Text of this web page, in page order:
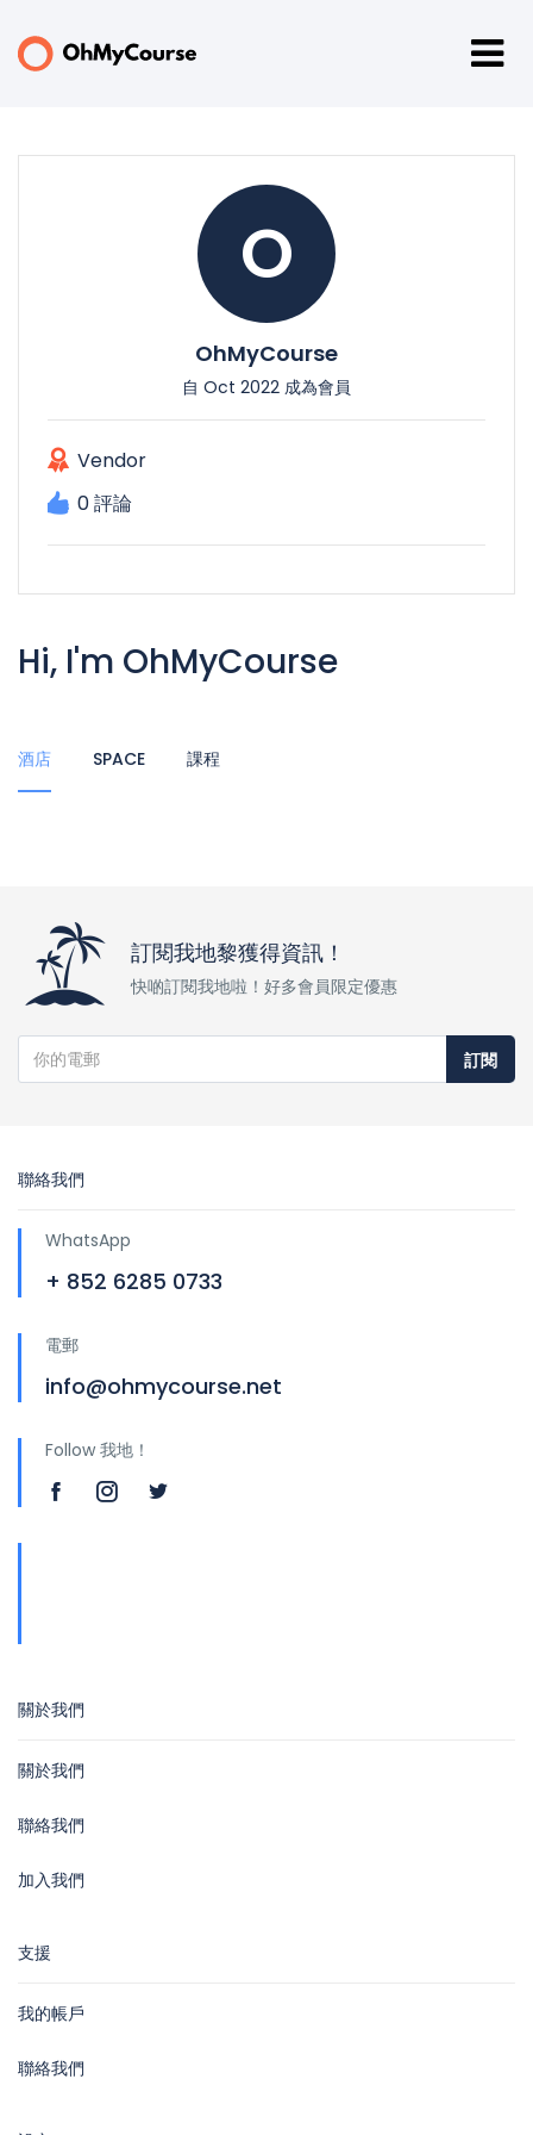
O
OhMyCourse
自 Oct 2022 成為會員
Vendor
0 評論
Hi, I'm OhMyCourse
酒店 SPACE 課程
訂閱我地黎獲得資訊！
快啲訂閱我地啦！好多會員限定優惠
訂閱
聯絡我們
WhatsApp
+ 852 6285 0733
電郵
info@ohmycourse.net
Follow 我地！
關於我們
關於我們
聯絡我們
加入我們
支援
我的帳戶
聯絡我們